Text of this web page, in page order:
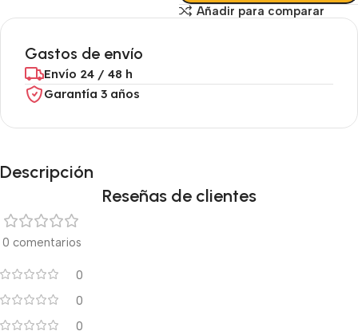
Añadir para comparar
Gastos de envío
Envío 24 / 48 h
Garantía 3 años
Descripción
Reseñas de clientes
0 comentarios
0
0
0